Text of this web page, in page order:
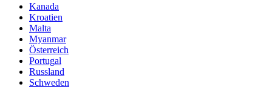
Kanada
Kroatien
Malta
Myanmar
Österreich
Portugal
Russland
Schweden